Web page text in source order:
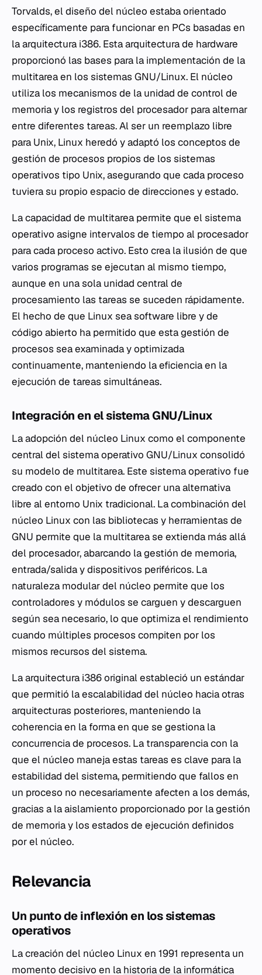
Torvalds, el diseño del núcleo estaba orientado
específicamente para funcionar en PCs basadas en
la arquitectura i386. Esta arquitectura de hardware
proporcionó las bases para la implementación de la
multitarea en los sistemas GNU/Linux. El núcleo
utiliza los mecanismos de la unidad de control de
memoria y los registros del procesador para alternar
entre diferentes tareas. Al ser un reemplazo libre
para Unix, Linux heredó y adaptó los conceptos de
gestión de procesos propios de los sistemas
operativos tipo Unix, asegurando que cada proceso
tuviera su propio espacio de direcciones y estado.
La capacidad de multitarea permite que el sistema
operativo asigne intervalos de tiempo al procesador
para cada proceso activo. Esto crea la ilusión de que
varios programas se ejecutan al mismo tiempo,
aunque en una sola unidad central de
procesamiento las tareas se suceden rápidamente.
El hecho de que Linux sea software libre y de
código abierto ha permitido que esta gestión de
procesos sea examinada y optimizada
continuamente, manteniendo la eficiencia en la
ejecución de tareas simultáneas.
Integración en el sistema GNU/Linux
La adopción del núcleo Linux como el componente
central del sistema operativo GNU/Linux consolidó
su modelo de multitarea. Este sistema operativo fue
creado con el objetivo de ofrecer una alternativa
libre al entorno Unix tradicional. La combinación del
núcleo Linux con las bibliotecas y herramientas de
GNU permite que la multitarea se extienda más allá
del procesador, abarcando la gestión de memoria,
entrada/salida y dispositivos periféricos. La
naturaleza modular del núcleo permite que los
controladores y módulos se carguen y descarguen
según sea necesario, lo que optimiza el rendimiento
cuando múltiples procesos compiten por los
mismos recursos del sistema.
La arquitectura i386 original estableció un estándar
que permitió la escalabilidad del núcleo hacia otras
arquitecturas posteriores, manteniendo la
coherencia en la forma en que se gestiona la
concurrencia de procesos. La transparencia con la
que el núcleo maneja estas tareas es clave para la
estabilidad del sistema, permitiendo que fallos en
un proceso no necesariamente afecten a los demás,
gracias a la aislamiento proporcionado por la gestión
de memoria y los estados de ejecución definidos
por el núcleo.
Relevancia
Un punto de inflexión en los sistemas
operativos
La creación del núcleo Linux en 1991 representa un
momento decisivo en la historia de la informática